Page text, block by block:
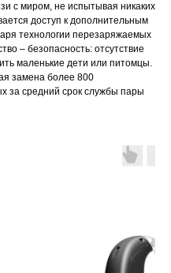
с миром, не испытывая никаких
доступ к дополнительным
технологии перезаряжаемых
– безопасность: отсутствие
маленькие дети или питомцы.
замена более 800
за средний срок службы пары